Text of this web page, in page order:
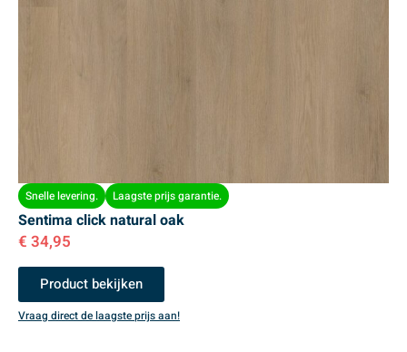
Snelle levering. Laagste prijs garantie.
Sentima click natural oak
€ 34,95
Product bekijken
Vraag direct de laagste prijs aan!